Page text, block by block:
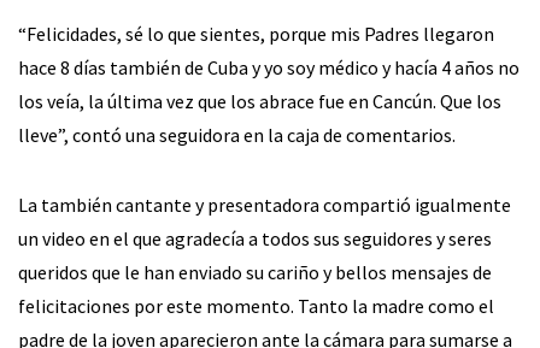
“Felicidades, sé lo que sientes, porque mis Padres llegaron
hace 8 días también de Cuba y yo soy médico y hacía 4 años no
los veía, la última vez que los abrace fue en Cancún. Que los
lleve”, contó una seguidora en la caja de comentarios.
La también cantante y presentadora compartió igualmente
un video en el que agradecía a todos sus seguidores y seres
queridos que le han enviado su cariño y bellos mensajes de
felicitaciones por este momento. Tanto la madre como el
padre de la joven aparecieron ante la cámara para sumarse a